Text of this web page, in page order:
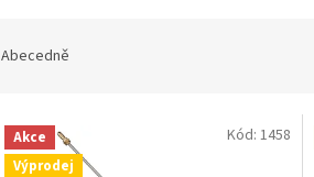
Abecedně
Akce
Výprodej
Kód: 1458